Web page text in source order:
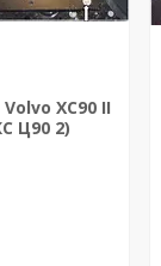
XC90 II
Ц90 2)